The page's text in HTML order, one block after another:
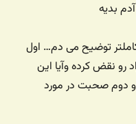
بدیه
توضیح می دم… اول
رو نقض کرده و‌آیا این
و دوم صحبت در مورد